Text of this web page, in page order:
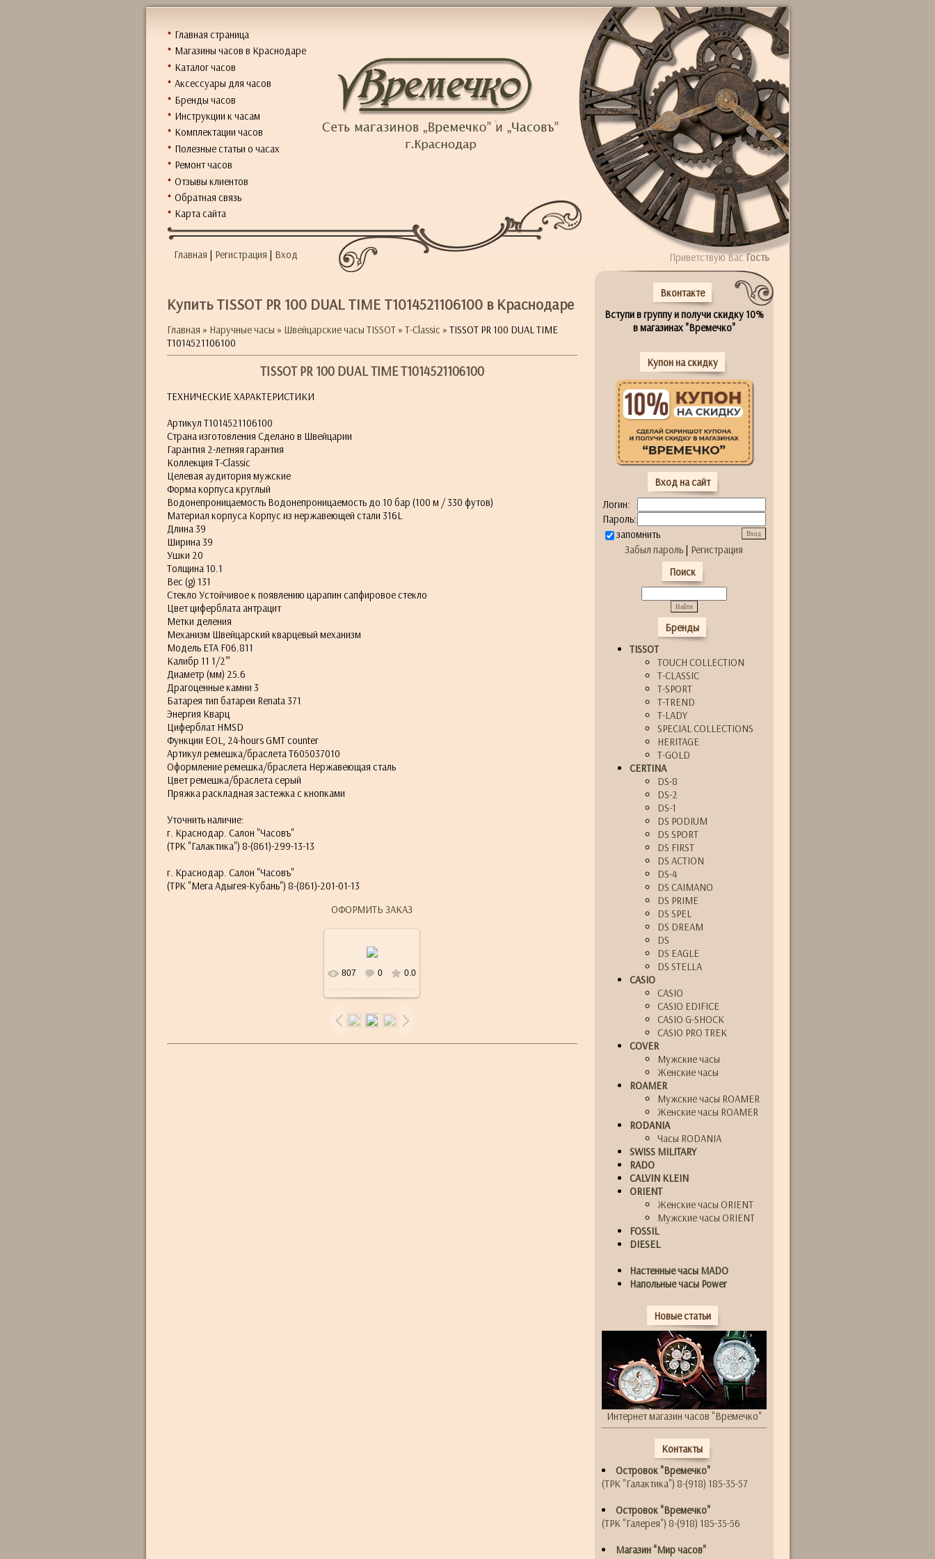
Главная страница
Магазины часов в Краснодаре
Каталог часов
Аксессуары для часов
Бренды часов
Инструкции к часам
Комплектации часов
Полезные статьи о часах
Ремонт часов
Отзывы клиентов
Обратная связь
Карта сайта
Главная | Регистрация | Вход
Купить TISSOT PR 100 DUAL TIME T1014521106100 в Краснодаре
Главная » Наручные часы » Швейцарские часы TISSOT» T-Classic» TISSOT PR 100 DUAL TIME
T1014521106100
TISSOT PR 100 DUAL TIME T1014521106100
ТЕХНИЧЕСКИЕ ХАРАКТЕРИСТИКИ
Артикул T1014521106100
Страна изготовления Сделано в Швейцарии
Гарантия 2-летняя гарантия
Коллекция T-Classic
Целевая аудитория мужские
Форма корпуса круглый
Водонепроницаемость Водонепроницаемость до 10 бар (100 м / 330 футов)
Материал корпуса Корпус из нержавеющей стали 316L
Длина 39
Ширина 39
Ушки 20
Толщина 10.1
Вес (g) 131
Стекло Устойчивое к появлению царапин сапфировое стекло
Цвет циферблата антрацит
Метки деления
Механизм Швейцарский кварцевый механизм
Модель ETA F06.811
Калибр 11 1/2'''
Диаметр (мм) 25.6
Драгоценные камни 3
Батарея тип батареи Renata 371
Энергия Кварц
Циферблат HMSD
Функции EOL, 24-hours GMT counter
Артикул ремешка/браслета T605037010
Оформление ремешка/браслета Нержавеющая сталь
Цвет ремешка/браслета серый
Пряжка раскладная застежка с кнопками
Уточнить наличие:
г. Краснодар. Салон "Часовъ"
(ТРК "Галактика") 8-(861)-299-13-13
г. Краснодар. Салон "Часовъ"
(ТРК "Мега Адыгея-Кубань") 8-(861)-201-01-13
ОФОРМИТЬ ЗАКАЗ
В реальном
79.3Kb
807 0 0.0
Приветствую ВасГость
Вконтакте
Вступи в группу и получи скидку 10%
в магазинах "Времечко"
Купон на скидку
Вход на сайт
Логин:
Пароль:
запомнить
Забыл пароль | Регистрация
Поиск
Бренды
TISSOT
TOUCH COLLECTION
T-CLASSIC
T-SPORT
T-TREND
T-LADY
SPECIAL COLLECTIONS
HERITAGE
T-GOLD
CERTINA
DS-8
DS-2
DS-1
DS PODIUM
DS SPORT
DS FIRST
DS ACTION
DS-4
DS CAIMANO
DS PRIME
DS SPEL
DS DREAM
DS
DS EAGLE
DS STELLA
CASIO
CASIO
CASIO EDIFICE
CASIO G-SHOCK
CASIO PRO TREK
COVER
Мужские часы
Женские часы
ROAMER
Мужские часы ROAMER
Женские часы ROAMER
RODANIA
Часы RODANIA
SWISS MILITARY
RADO
CALVIN KLEIN
ORIENT
Женские часы ORIENT
Мужские часы ORIENT
FOSSIL
DIESEL
Настенные часы MADO
Напольные часы Power
Новые статьи
Интернет магазин часов "Времечко"
Контакты
Островок "Времечко"
(ТРК "Галактика") 8-(918) 185-35-57
Островок "Времечко"
(ТРК "Галерея") 8-(918) 185-35-56
Магазин "Мир часов"